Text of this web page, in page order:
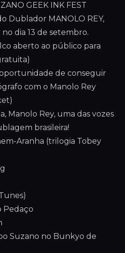
GEEK INK FEST
Dublador MANOLO REY,
dia 13 de setembro.
aberto ao público para
de conseguir
com o Manolo Rey
Manolo Rey, uma das vozes
brasileira!
Aranha (trilogia Tobey
Pedaço
Suzano no Bunkyo de